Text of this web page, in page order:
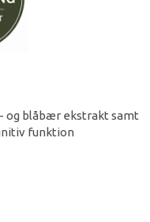
og blåbær ekstrakt samt
funktion